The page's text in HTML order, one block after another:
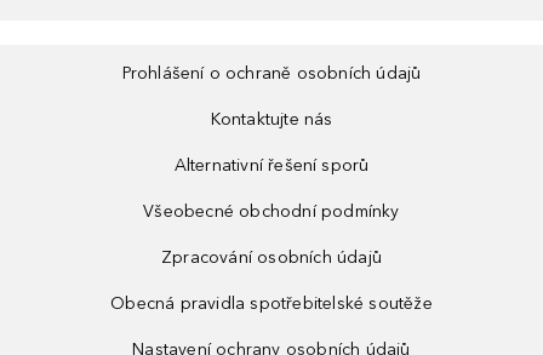
Prohlášení o ochraně osobních údajů
Kontaktujte nás
Alternativní řešení sporů
Všeobecné obchodní podmínky
Zpracování osobních údajů
Obecná pravidla spotřebitelské soutěže
Nastavení ochrany osobních údajů